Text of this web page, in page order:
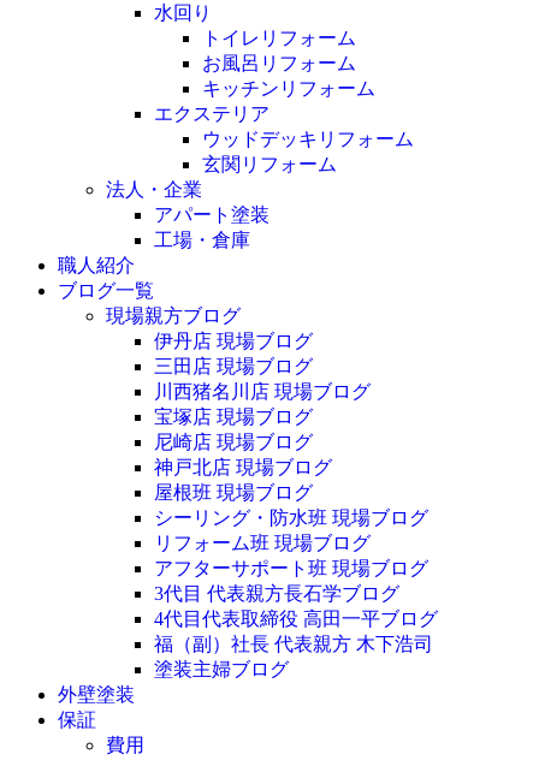
水回り
トイレリフォーム
お風呂リフォーム
キッチンリフォーム
エクステリア
ウッドデッキリフォーム
玄関リフォーム
法人・企業
アパート塗装
工場・倉庫
職人紹介
ブログ一覧
現場親方ブログ
伊丹店 現場ブログ
三田店 現場ブログ
川西猪名川店 現場ブログ
宝塚店 現場ブログ
尼崎店 現場ブログ
神戸北店 現場ブログ
屋根班 現場ブログ
シーリング・防水班 現場ブログ
リフォーム班 現場ブログ
アフターサポート班 現場ブログ
3代目 代表親方長石学ブログ
4代目代表取締役 高田一平ブログ
福（副）社長 代表親方 木下浩司
塗装主婦ブログ
外壁塗装
保証
費用